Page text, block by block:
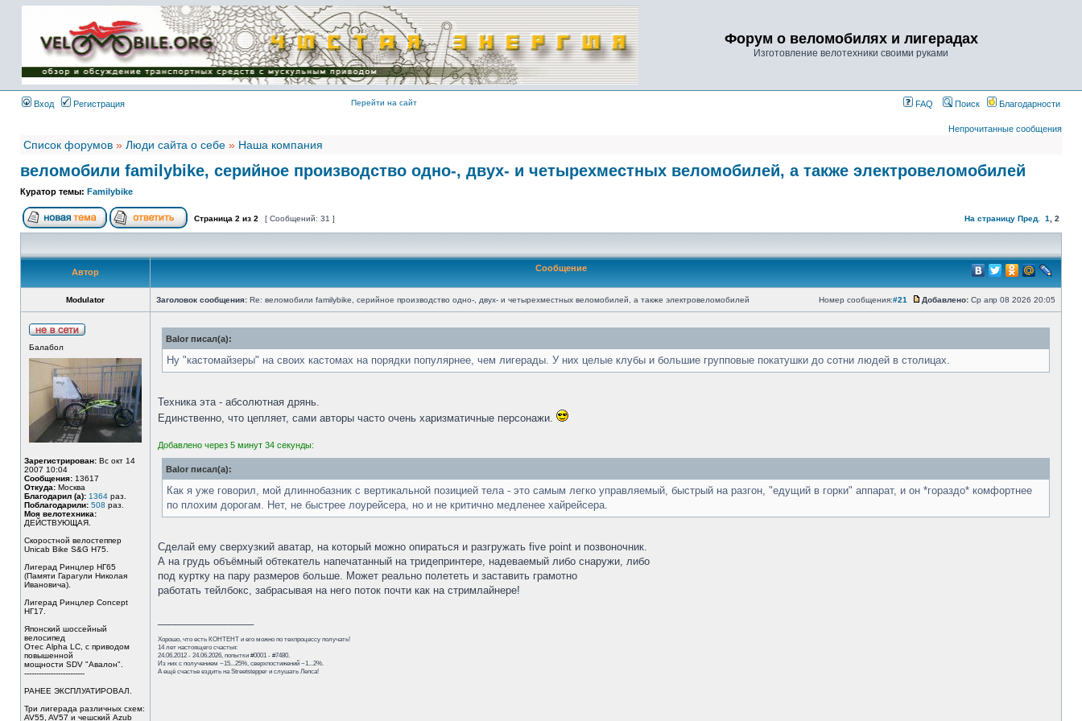
Имя пользователя:
Пароль:
{ LOG_ME_IN_SHORT
}
Форум о веломобилях и лигерадах
Изготовление велотехники своими руками
Вход Регистрация Перейти на сайт FAQ Поиск Благодарности
Непрочитанные сообщения
Список форумов » Люди сайта о себе » Наша компания
веломобили familybike, серийное производство одно-, двух- и четырехместных веломобилей, а также электровеломобилей
Куратор темы: Familybike
Страница 2 из 2 [ Сообщений: 31 ] На страницу Пред. 1 2
Автор Сообщение
Modulator Заголовок сообщения: Re: веломобили familybike, серийное производство одно-, двух- и четырехместных веломобилей, а также электровеломобилей Номер сообщения:#21 Добавлено: Ср апр 08 2026 20:05
Балабол
Зарегистрирован: Вс окт 14
2007 10:04
Сообщения: 13617
Откуда: Москва
Благодарил (а): 1364 раз.
Поблагодарили: 508 раз.
Моя велотехника:
ДЕЙСТВУЮЩАЯ.
Скоростной велостеппер
Unicab Bike S&G Н75.
Лигерад Ринцлер НГ65
(Памяти Гарагули Николая
Ивановича).
Лигерад Ринцлер Concept
НГ17.
Японский шоссейный
велосипед
Отес Alpha LC, с приводом
повышенной
мощности SDV "Авалон".
-------------------------
РАНЕЕ ЭКСПЛУАТИРОВАЛ.
Три лигерада различных схем:
AV55, AV57 и чешский Azub
Balor писал(а):
Ну "кастомайзеры" на своих кастомах на порядки популярнее, чем лигерады. У них целые клубы и большие групповые покатушки до сотни людей в столицах.
Техника эта - абсолютная дрянь.
Единственно, что цепляет, сами авторы часто очень харизматичные персонажи.
Добавлено через 5 минут 34 секунды:
Balor писал(а):
Как я уже говорил, мой длиннобазник с вертикальной позицией тела - это самым легко управляемый, быстрый на разгон, "едущий в горки" аппарат, и он *гораздо* комфортнее
по плохим дорогам. Нет, не быстрее лоурейсера, но и не критично медленее хайрейсера.
Сделай ему сверхузкий аватар, на который можно опираться и разгружать five point и позвоночник.
А на грудь объёмный обтекатель напечатанный на тридепринтере, надеваемый либо снаружи, либо
под куртку на пару размеров больше. Может реально полететь и заставить грамотно
работать тейлбокс, забрасывая на него поток почти как на стримлайнере!
Хорошо, что есть КОНТЕНТ и его можно по техпроцессу получать!
14 лет настоящего счастья:
24.06.2012 - 24.06.2026, попытки #0001 - #7480.
Из них с получением ~15...25%, сверхпостижений ~1...2%.
А ещё счастье ездить на Streetstepper и слушать Лепса!